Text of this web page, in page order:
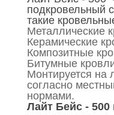
подкровельный
такие
Металлические
Керамические
Композитные
Битумные
Монтируется на
согласно
нормами.
Лайт Бейс -